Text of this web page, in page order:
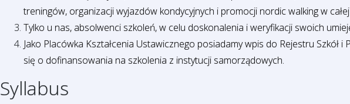
treningów, organizacji wyjazdów kondycyjnych i promocji nordic walking w
Tylko u nas, absolwenci szkoleń, w celu doskonalenia i weryfikacji swoich
Jako Placówka Kształcenia Ustawicznego posiadamy wpis do Rejestru
się o dofinansowania na szkolenia z instytucji samorządowych.
Syllabus